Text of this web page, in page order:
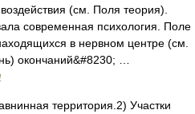
(см. Поля теория).
современная психология. Поле
в нервном центре (см.
окончаний&#8230; …
территория.2) Участки